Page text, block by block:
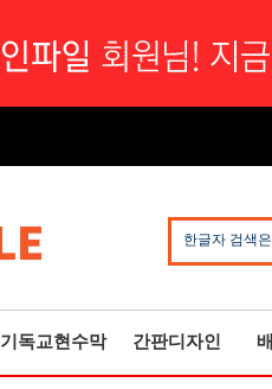
한글자 검색
기독교현수막 간판디자인